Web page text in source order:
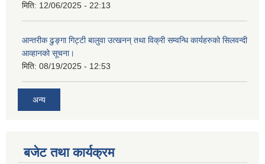
मिति: 12/06/2025 - 22:13
आन्तरीक ढुङ्गा गिट्टी बालुवा उत्खनन् तथा विक्री सम्वन्धि कार्यहरुको सिलवन्दी
आव्हानको सूचना।
मिति: 08/19/2025 - 12:53
अन्य
बजेट तथा कार्यक्रम